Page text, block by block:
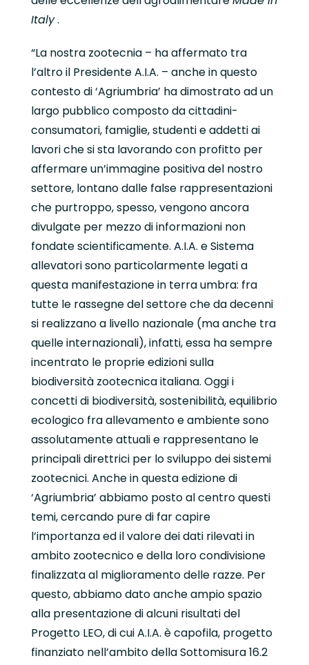
Italy.
“La nostra zootecnia – ha affermato tra
l’altro il Presidente A.I.A. – anche in questo
contesto di ‘Agriumbria’ ha dimostrato ad un
largo pubblico composto da cittadini-
consumatori, famiglie, studenti e addetti ai
lavori che si sta lavorando con profitto per
affermare un’immagine positiva del nostro
settore, lontano dalle false rappresentazioni
che purtroppo, spesso, vengono ancora
divulgate per mezzo di informazioni non
fondate scientificamente. A.I.A. e Sistema
allevatori sono particolarmente legati a
questa manifestazione in terra umbra: fra
tutte le rassegne del settore che da decenni
si realizzano a livello nazionale (ma anche tra
quelle internazionali), infatti, essa ha sempre
incentrato le proprie edizioni sulla
biodiversità zootecnica italiana. Oggi i
concetti di biodiversità, sostenibilità, equilibrio
ecologico fra allevamento e ambiente sono
assolutamente attuali e rappresentano le
principali direttrici per lo sviluppo dei sistemi
zootecnici. Anche in questa edizione di
‘Agriumbria’ abbiamo posto al centro questi
temi, cercando pure di far capire
l’importanza ed il valore dei dati rilevati in
ambito zootecnico e della loro condivisione
finalizzata al miglioramento delle razze. Per
questo, abbiamo dato anche ampio spazio
alla presentazione di alcuni risultati del
Progetto LEO, di cui A.I.A. è capofila, progetto
finanziato nell’ambito della Sottomisura 16.2